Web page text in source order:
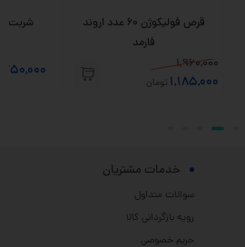
قرص فولیکوژن 60 عدد اروند
فارمد
1,960,000
1,185,000 تومان
خدمات مشتریان
سوالات متداول
رویه بازگردانی کالا
حریم خصوصی